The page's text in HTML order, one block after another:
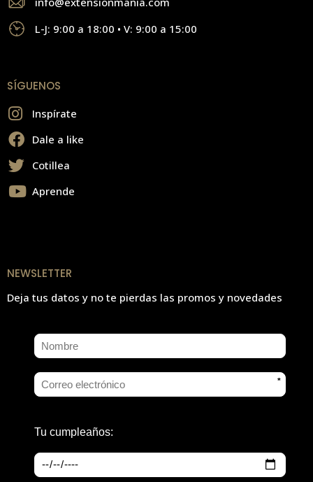
L-J: 9:00 a 18:00 • V: 9:00 a 15:00
SÍGUENOS
Inspírate
Dale a like
Cotillea
Aprende
NEWSLETTER
Deja tus datos y no te pierdas las promos y novedades
*
Tu cumpleaños: